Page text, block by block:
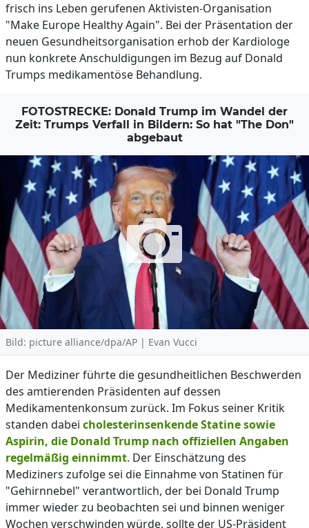
frisch ins Leben gerufenen Aktivisten-Organisation
"Make Europe Healthy Again". Bei der Präsentation der
neuen Gesundheitsorganisation erhob der Kardiologe
nun konkrete Anschuldigungen im Bezug auf Donald
Trumps medikamentöse Behandlung.
FOTOSTRECKE: Donald Trump im Wandel der
Zeit: Trumps Verfall in Bildern: So hat "The Don"
abgebaut
Bild: picture alliance/dpa/AP | Evan Vucci
Der Mediziner führte die gesundheitlichen Beschwerden
des amtierenden Präsidenten auf dessen
Medikamentenkonsum zurück. Im Fokus seiner Kritik
standen dabei cholesterinsenkende Statine sowie
Aspirin, die Donald Trump nach offiziellen Angaben
regelmäßig einnimmt. Der Einschätzung des
Mediziners zufolge sei die Einnahme von Statinen für
"Gehirnnebel" verantwortlich, der bei Donald Trump
immer wieder zu beobachten sei und binnen weniger
Wochen verschwinden würde, sollte der US-Präsident